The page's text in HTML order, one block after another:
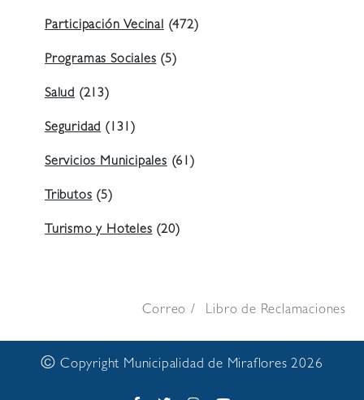
Participación Vecinal(472)
Programas Sociales(5)
Salud (213)
Seguridad(131)
Servicios Municipales(61)
Tributos(5)
Turismo y Hoteles(20)
Correo Libro de Reclamaciones
© Copyright Municipalidad de Miraflores 2026